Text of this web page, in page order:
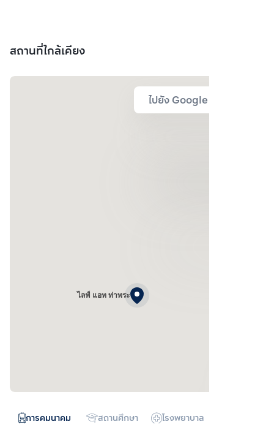
สถานที่ใกล้เคียง
ไปยัง Google Map
ไลฟ์ แอท ท่าพระ
การคมนาคม สถานศึกษา โรงพยาบาล